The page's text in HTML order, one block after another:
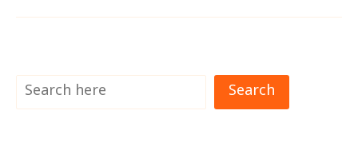
Search